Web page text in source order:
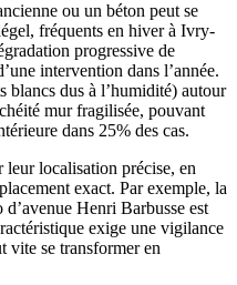
ou un béton peut se
fréquents en hiver à Ivry-
progressive de
intervention dans l’année.
blancs dus à l’humidité) autour
mur fragilisée, pouvant
dans 25% des cas.
leur localisation précise, en
exact. Par exemple, la
Henri Barbusse est
exige une vigilance
vite se transformer en